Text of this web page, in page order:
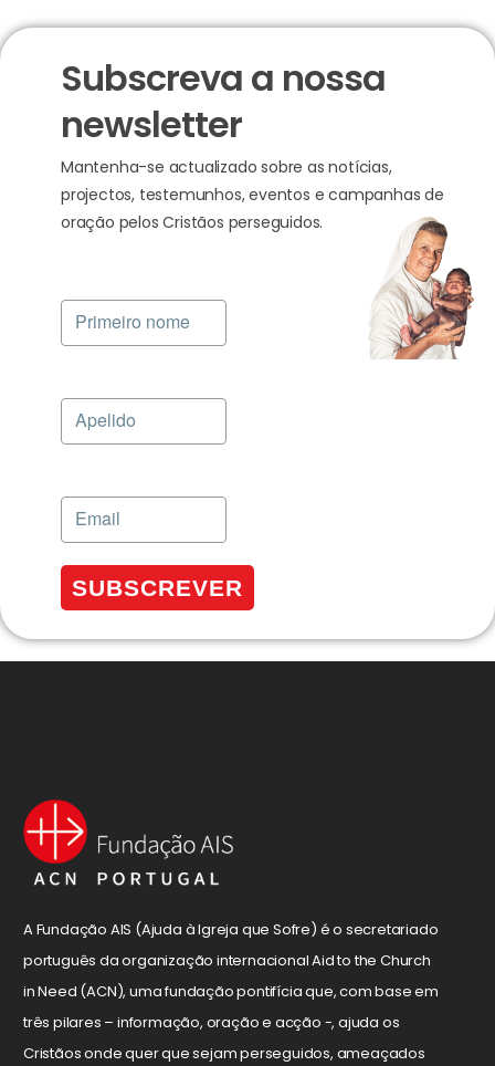
Subscreva a nossa
newsletter
Mantenha-se actualizado sobre as notícias,
projectos, testemunhos, eventos e campanhas de
oração pelos Cristãos perseguidos.
SUBSCREVER
A Fundação AIS (Ajuda à Igreja que Sofre) é o secretariado
português da organização internacional Aid to the Church
in Need (ACN), uma fundação pontifícia que, com base em
três pilares – informação, oração e acção -, ajuda os
Cristãos onde quer que sejam perseguidos, ameaçados